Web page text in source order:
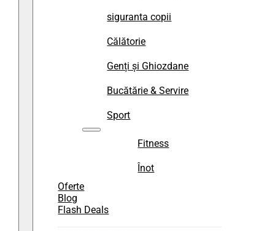
siguranta copii
Călătorie
Genți și Ghiozdane
Bucătărie & Servire
Sport
Fitness
Înot
Oferte
Blog
Flash Deals